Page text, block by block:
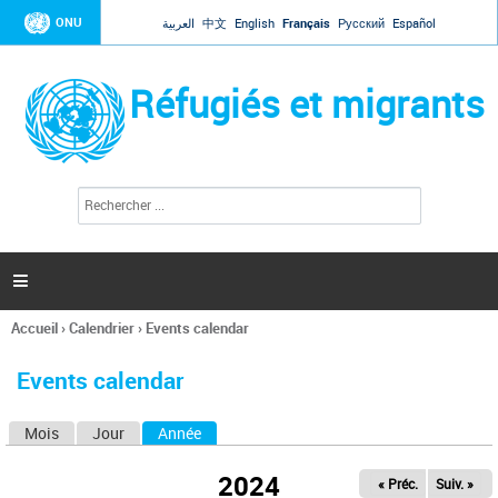
Jump to navigation
ONU العربية 中文 English Français Русский Español
Réfugiés et migrants
l
c
h
e

Vous
ici
Accueil›Calendrier› Events calendar
Events calendar
Mois Jour Année
2024 « Préc. Suiv. »